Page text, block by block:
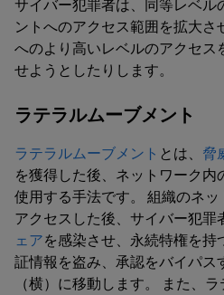
サイバー犯罪者は、同等レベル
ントへのアクセス範囲を拡大さ
へのより高いレベルのアクセス
せようとしたりします。
ラテラルムーブメント
ラテラルムーブメント とは、 脅
を獲得した後、ネットワーク
使用する手法です。 組織のネ
アクセスした後、サイバー犯罪
ェアを感染させ、永続特権を
証情報を盗み、承認をバイパス
（横）に移動します。 また、